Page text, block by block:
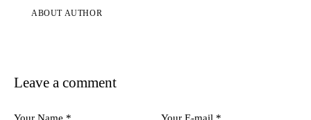
ABOUT AUTHOR
Leave a comment